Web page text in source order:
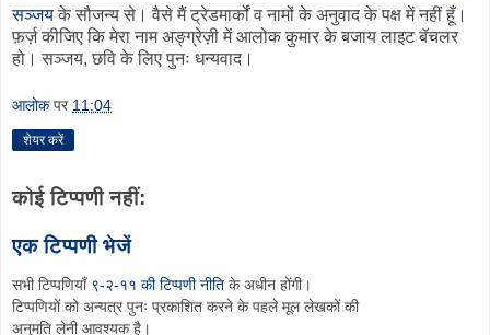
सञ्जयके सौजन्य से। वैसे मैं ट्रेडमार्कों व नामों के अनुवाद के पक्ष में नहीं हूँ।
फ़र्ज़ कीजिए कि मेरा नाम अङ्ग्रेज़ी में आलोक कुमार के बजाय लाइट बॅचलर
हो। सञ्जय, छवि के लिए पुनः धन्यवाद।
आलोक पर 11:04
शेयर करें
कोई टिप्पणी नहीं:
एक टिप्पणी भेजें
सभी टिप्पणियाँ ९-२-११ की टिप्पणी नीति के अधीन होंगी।
टिप्पणियों को अन्यत्र पुनः प्रकाशित करने के पहले मूल लेखकों की
अनुमति लेनी आवश्यक है।